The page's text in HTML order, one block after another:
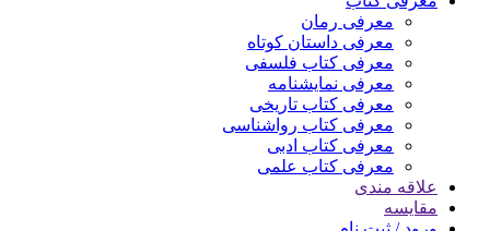
معرفی رمان
معرفی داستان کوتاه
معرفی کتاب فلسفی
معرفی نمایشنامه
معرفی کتاب تاریخی
معرفی کتاب رواشناسی
معرفی کتاب ادبی
معرفی کتاب علمی
علاقه مندی
مقایسه